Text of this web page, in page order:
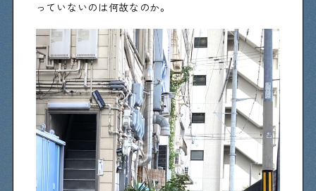
っていないのは何故なのか。